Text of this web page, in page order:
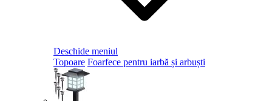
Deschide meniul
Topoare Foarfece pentru iarbă și arbuști